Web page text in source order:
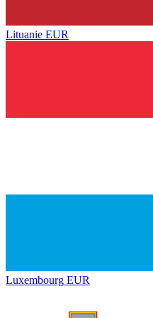
Lituanie EUR
Luxembourg EUR